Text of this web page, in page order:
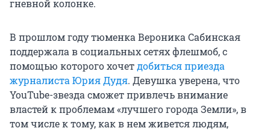
гневной колонке.
В прошлом году тюменка Вероника Сабинская
поддержала в социальных сетях флешмоб, с
помощью которого хочетдобиться приезда
журналиста Юрия Дудя. Девушка уверена, что
YouTube-звезда сможет привлечь внимание
властей к проблемам «лучшего города Земли», в
том числе к тому, как в нем живется людям,